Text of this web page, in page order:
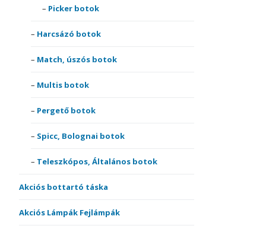
Picker botok
Harcsázó botok
Match, úszós botok
Multis botok
Pergető botok
Spicc, Bolognai botok
Teleszkópos, Általános botok
Akciós bottartó táska
Akciós Lámpák Fejlámpák